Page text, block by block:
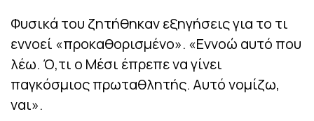
Φυσικά του ζητήθηκαν εξηγήσεις για το τι
εννοεί «προκαθορισμένο». «Εννοώ αυτό που
λέω. Ό,τι ο Μέσι έπρεπε να γίνει
παγκόσμιος πρωταθλητής. Αυτό νομίζω,
ναι».